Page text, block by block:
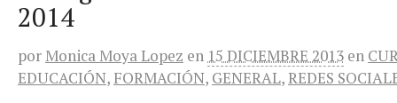
2014
por Monica Moya Lopez en 15 DICIEMBRE 2013 en
EDUCACIÓN, FORMACIÓN, GENERAL,REDES